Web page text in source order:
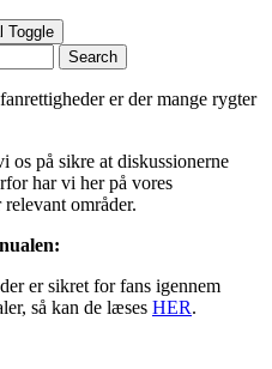
Toggle
Search
er der mange rygter
os på sikre at diskussionerne
har vi her på vores
områder.
er sikret for fans igennem
så kan de læses HER.